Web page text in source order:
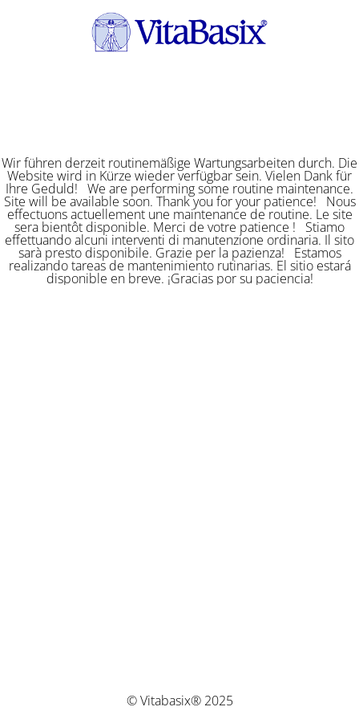
Wir führen derzeit routinemäßige Wartungsarbeiten durch. Die
Website wird in Kürze wieder verfügbar sein. Vielen Dank für
Ihre Geduld! We are performing some routine maintenance.
Site will be available soon. Thank you for your patience! Nous
effectuons actuellement une maintenance de routine. Le site
sera bientôt disponible. Merci de votre patience ! Stiamo
effettuando alcuni interventi di manutenzione ordinaria. Il sito
sarà presto disponibile. Grazie per la pazienza! Estamos
realizando tareas de mantenimiento rutinarias. El sitio estará
disponible en breve. ¡Gracias por su paciencia!
© Vitabasix® 2025